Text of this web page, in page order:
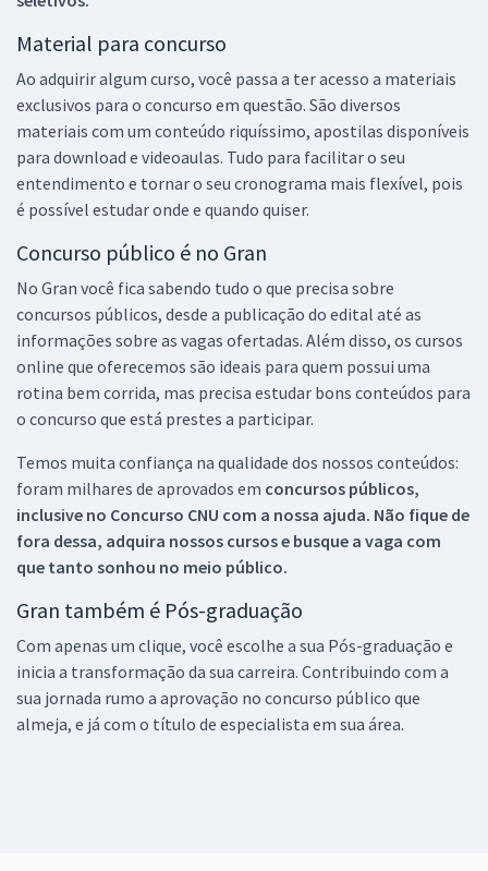
Material para concurso
Ao adquirir algum curso, você passa a ter acesso a materiais
exclusivos para o concurso em questão. São diversos
materiais com um conteúdo riquíssimo, apostilas disponíveis
para download e videoaulas. Tudo para facilitar o seu
entendimento e tornar o seu cronograma mais flexível, pois
é possível estudar onde e quando quiser.
Concurso público é no Gran
No Gran você fica sabendo tudo o que precisa sobre
concursos públicos, desde a publicação do edital até as
informações sobre as vagas ofertadas. Além disso, os cursos
online que oferecemos são ideais para quem possui uma
rotina bem corrida, mas precisa estudar bons conteúdos para
o concurso que está prestes a participar.
Temos muita confiança na qualidade dos nossos conteúdos:
foram milhares de aprovados em concursos públicos,
inclusive no Concurso CNU com a nossa ajuda. Não fique de
fora dessa, adquira nossos cursos e busque a vaga com
que tanto sonhou no meio público.
Gran também é Pós-graduação
Com apenas um clique, você escolhe a sua Pós-graduação e
inicia a transformação da sua carreira. Contribuindo com a
sua jornada rumo a aprovação no concurso público que
almeja, e já com o título de especialista em sua área.